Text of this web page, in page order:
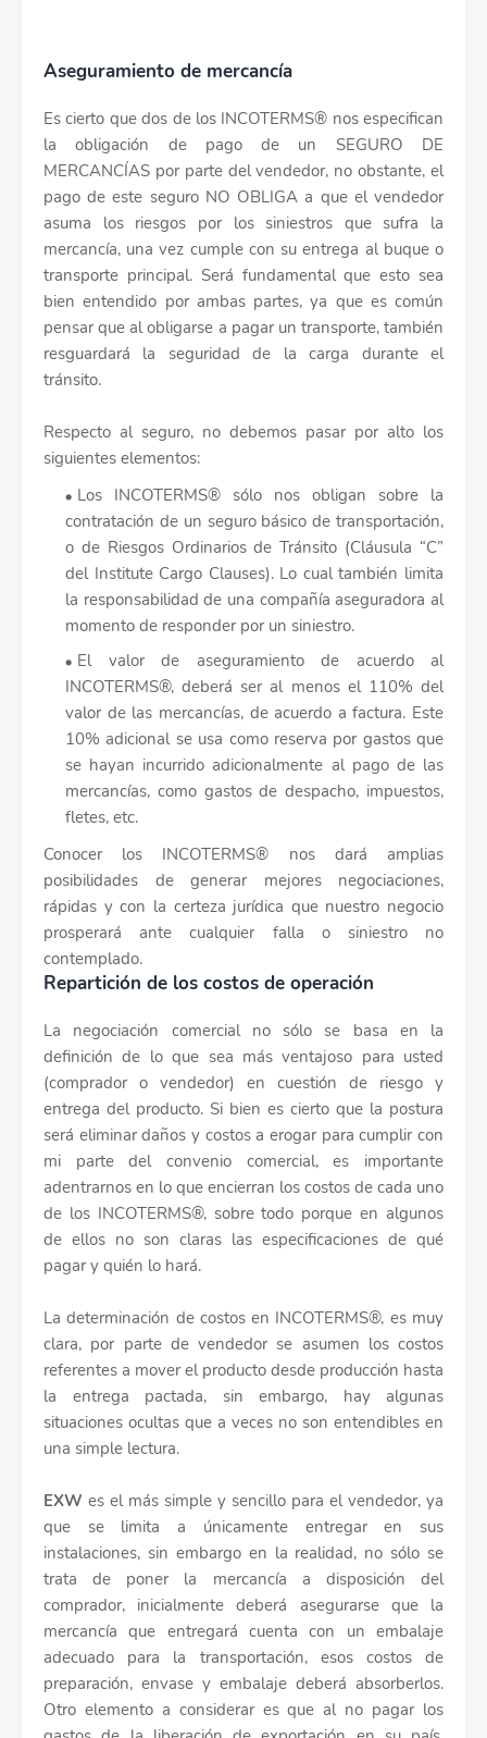
Aseguramiento de mercancía
Es cierto que dos de los INCOTERMS® nos especifican
la obligación de pago de un SEGURO DE
MERCANCÍAS por parte del vendedor, no obstante, el
pago de este seguro NO OBLIGA a que el vendedor
asuma los riesgos por los siniestros que sufra la
mercancía, una vez cumple con su entrega al buque o
transporte principal. Será fundamental que esto sea
bien entendido por ambas partes, ya que es común
pensar que al obligarse a pagar un transporte, también
resguardará la seguridad de la carga durante el
tránsito.
Respecto al seguro, no debemos pasar por alto los
siguientes elementos:
Los INCOTERMS® sólo nos obligan sobre la
contratación de un seguro básico de transportación,
o de Riesgos Ordinarios de Tránsito (Cláusula “C”
del Institute Cargo Clauses). Lo cual también limita
la responsabilidad de una compañía aseguradora al
momento de responder por un siniestro.
El valor de aseguramiento de acuerdo al
INCOTERMS®, deberá ser al menos el 110% del
valor de las mercancías, de acuerdo a factura. Este
10% adicional se usa como reserva por gastos que
se hayan incurrido adicionalmente al pago de las
mercancías, como gastos de despacho, impuestos,
fletes, etc.
Conocer los INCOTERMS® nos dará amplias
posibilidades de generar mejores negociaciones,
rápidas y con la certeza jurídica que nuestro negocio
prosperará ante cualquier falla o siniestro no
contemplado.
Repartición de los costos de operación
La negociación comercial no sólo se basa en la
definición de lo que sea más ventajoso para usted
(comprador o vendedor) en cuestión de riesgo y
entrega del producto. Si bien es cierto que la postura
será eliminar daños y costos a erogar para cumplir con
mi parte del convenio comercial, es importante
adentrarnos en lo que encierran los costos de cada uno
de los INCOTERMS®, sobre todo porque en algunos
de ellos no son claras las especificaciones de qué
pagar y quién lo hará.
La determinación de costos en INCOTERMS®, es muy
clara, por parte de vendedor se asumen los costos
referentes a mover el producto desde producción hasta
la entrega pactada, sin embargo, hay algunas
situaciones ocultas que a veces no son entendibles en
una simple lectura.
EXW es el más simple y sencillo para el vendedor, ya
que se limita a únicamente entregar en sus
instalaciones, sin embargo en la realidad, no sólo se
trata de poner la mercancía a disposición del
comprador, inicialmente deberá asegurarse que la
mercancía que entregará cuenta con un embalaje
adecuado para la transportación, esos costos de
preparación, envase y embalaje deberá absorberlos.
Otro elemento a considerar es que al no pagar los